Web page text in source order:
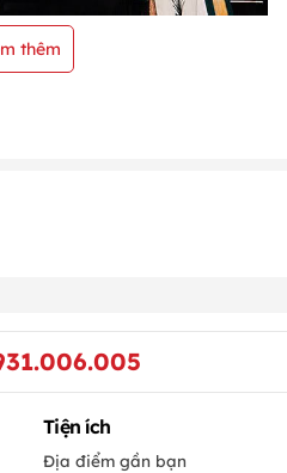
thêm
Tiện ích
Địa điểm gần bạn